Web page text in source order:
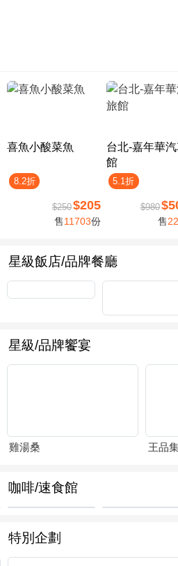
喜魚小酸菜魚
8.2折
$250$205
售11703份
台北-嘉年華
館
5.1折
$980
售
星級飯店/品牌餐廳
星級/品牌饗宴
雞湯桑 王品
咖啡/速食館
特別企劃